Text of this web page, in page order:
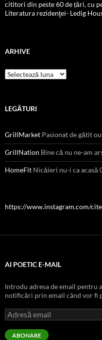
cititori din peste 60 de țări, cu
Literatura rezidenţei- Ledig
ARHIVE
Arhive
LEGĂTURI
GrillMarket Pasionat de gătit
GrillNation Bine că nu ne-am
HomeFit Nicăieri nu-i ca acasă
https://www.instagram.com/
AI POETIC E-MAIL
Introdu adresa de email pentru
notificări prin email când vor fi
Adresă
email
ABONARE